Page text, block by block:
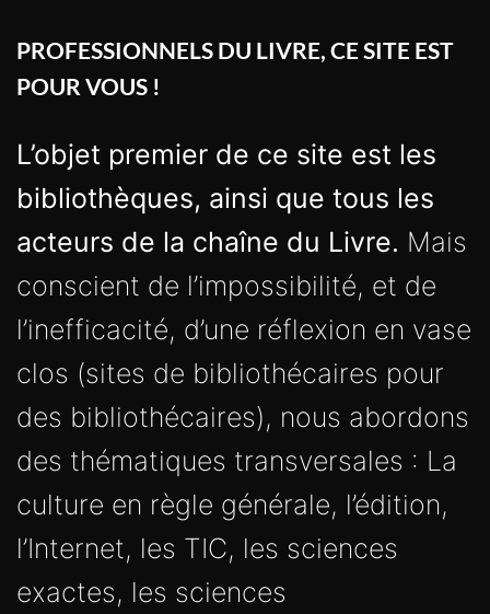
PROFESSIONNELS DU LIVRE, CE SITE EST
POUR VOUS !
L’objet premier de ce site est les
bibliothèques, ainsi que tous les
acteurs de la chaîne du Livre. Mais
conscient de l’impossibilité, et de
l’inefficacité, d’une réflexion en vase
clos (sites de bibliothécaires pour
des bibliothécaires), nous abordons
des thématiques transversales : La
culture en règle générale, l’édition,
l’Internet, les TIC, les sciences
exactes, les sciences